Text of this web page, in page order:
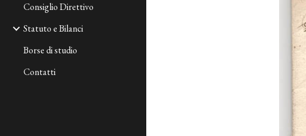
Consiglio Direttivo
Statuto e Bilanci
Borse di studio
Contatti